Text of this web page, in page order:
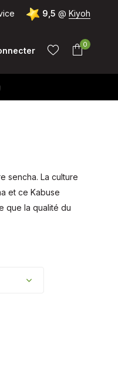
gratuite à partir de 40 € (BE,
9,5 @ Kiyoh
S'inscrire
0
sencha. La culture
et ce Kabuse
que la qualité du